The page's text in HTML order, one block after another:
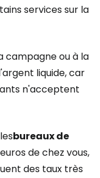
services sur la
campagne ou à la
liquide, car
n'acceptent
bureaux de
de chez vous,
des taux très